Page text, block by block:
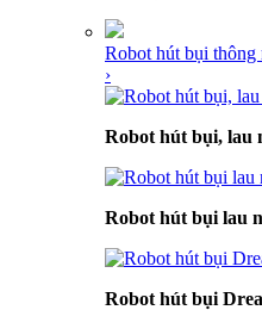
Robot hút bụi thông
›
Robot hút bụi, lau
Robot hút bụi lau
Robot hút bụi